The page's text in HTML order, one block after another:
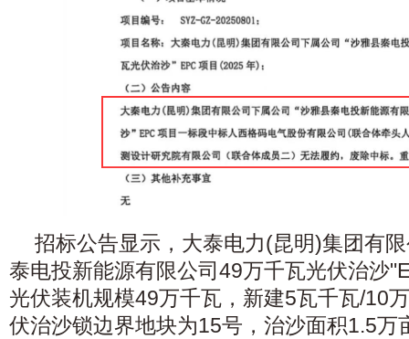
招标公告显示，大泰电力(昆明)集团有
泰电投新能源有限公司49万千瓦光伏治沙
光伏装机规模49万千瓦，新建5瓦千瓦/10
伏治沙锁边界地块为15号，治沙面积1.5万